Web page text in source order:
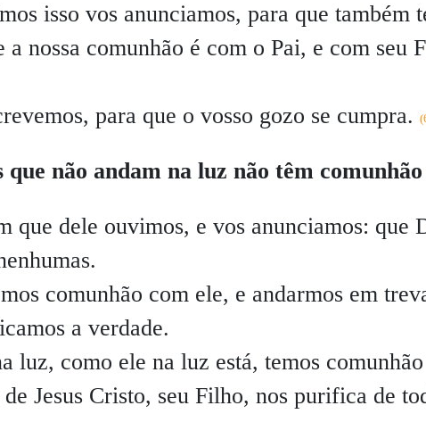
isso vos anunciamos, para que também
a nossa comunhão é com o Pai, e com seu
para que o vosso gozo se cumpra.
que não andam na luz não têm
que dele ouvimos, e vos anunciamos: que
comunhão com ele, e andarmos em
a verdade.
luz, como ele na luz está, temos
Jesus Cristo, seu Filho, nos purifica de